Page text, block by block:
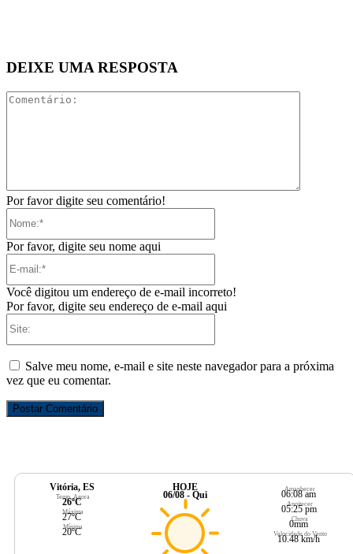
DEIXE UMA RESPOSTA
Por favor digite seu comentário!
Por favor, digite seu nome aqui
Você digitou um endereço de e-mail incorreto!
Por favor, digite seu endereço de e-mail aqui
Salve meu nome, e-mail e site neste navegador para a próxima
vez que eu comentar.
Vitória, ES
Temp. Agora
26ºC
Máxima
27ºC
Mínima
20ºC
HOJE
06/08 - Qui
Amanhecer
06:08 am
Anoitecer
05:25 pm
Chuva
0mm
Velocidade do Vento
10.48 km/h